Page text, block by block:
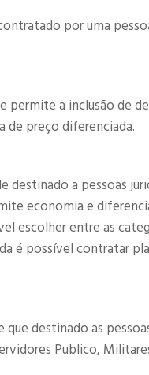
por uma
permite a inclusão de
de preço diferenciada.
destinado a pessoas
economia e
escolher entre as
é possível contratar
que destinado as
Publico,